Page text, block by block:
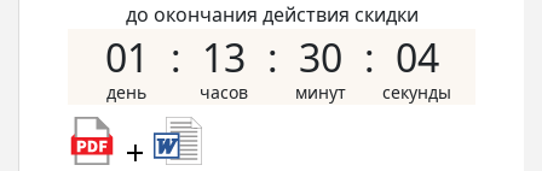
до окончания действия скидки
01 13 30 03
+